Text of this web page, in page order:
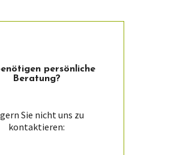
persön­liche
Beratung?
Sie nicht uns zu
kontaktieren: